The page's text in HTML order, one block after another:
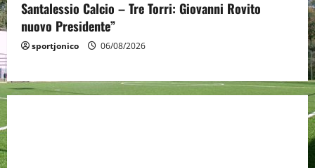
Santalessio Calcio – Tre Torri: Giovanni Rovito
nuovo Presidente”
sportjonico 06/08/2026